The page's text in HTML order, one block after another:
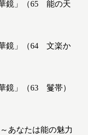
鏡」（65 能の天
鏡」（64 文楽か
鏡」（63 鬘帯）
あなたは能の魅力